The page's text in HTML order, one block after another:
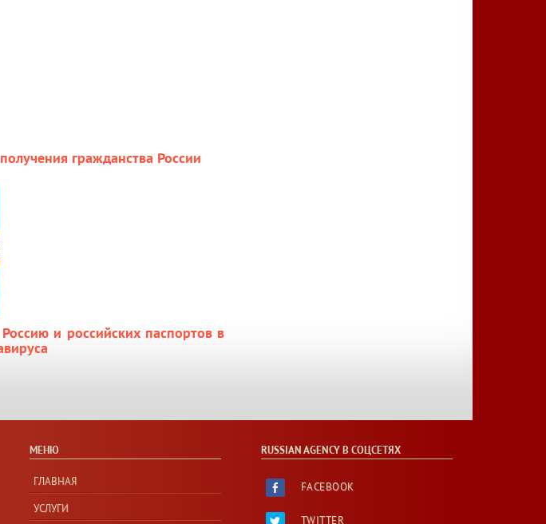
гражданства России
и российских паспортов в
МЕНЮ
ГЛАВНАЯ
УСЛУГИ
RUSSIAN AGENCY В СОЦСЕТЯХ
FACEBOOK
TWITTER